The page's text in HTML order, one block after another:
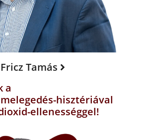
Fricz Tamás
a
hisztériával
ellenességgel!